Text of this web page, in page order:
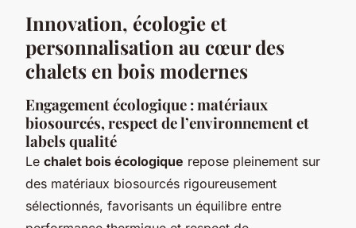
Innovation, écologie et
personnalisation au cœur des
chalets en bois modernes
Engagement écologique : matériaux
biosourcés, respect de l’environnement et
labels qualité
Le chalet bois écologique repose pleinement sur
des matériaux biosourcés rigoureusement
sélectionnés, favorisants un équilibre entre